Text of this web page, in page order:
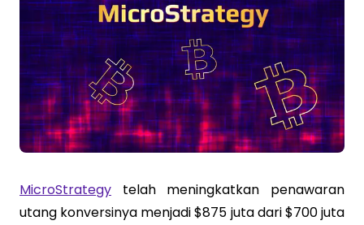
MicroStrategy telah meningkatkan penawaran
utang konversinya menjadi $875 juta dari $700 juta